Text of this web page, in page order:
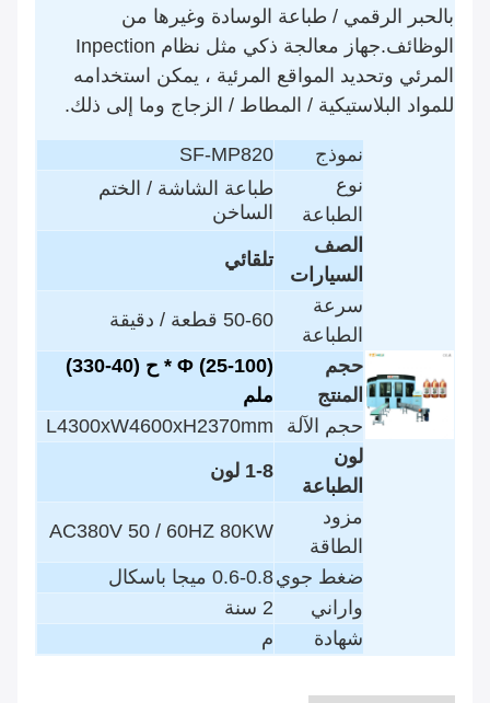
بالحبر الرقمي / طباعة الوسادة وغيرها من
الوظائف.جهاز معالجة ذكي مثل نظام Inpection
المرئي وتحديد المواقع المرئية ، يمكن استخدامه
للمواد البلاستيكية / المطاط / الزجاج وما إلى ذلك.
نموذج
SF-MP820
نوع
الطباعة
طباعة الشاشة / الختم
الساخن
الصف
السيارات
تلقائي
سرعة
الطباعة
50-60 قطعة / دقيقة
حجم
المنتج
Φ (25-100) * ح (40-330)
ملم
حجم الآلة
L4300xW4600xH2370mm
لون
الطباعة
1-8 لون
مزود
الطاقة
AC380V 50 / 60HZ 80KW
ضغط جوي0.6-0.8 ميجا باسكال
واراني
2 سنة
شهادة
م